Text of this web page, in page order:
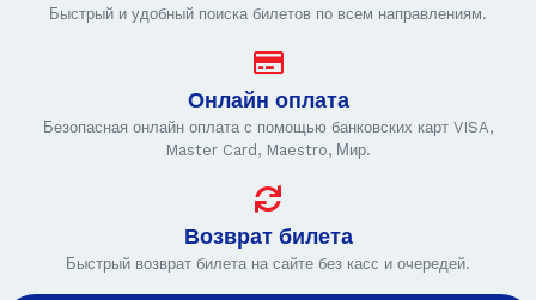
Быстрый и удобный поиска билетов по всем направлениям.
Онлайн оплата
Безопасная онлайн оплата с помощью банковских карт VISA,
Master Card, Maestro, Мир.
Возврат билета
Быстрый возврат билета на сайте без касс и очередей.